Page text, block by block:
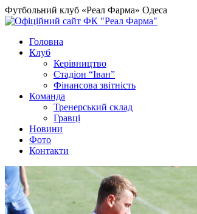
Футбольний клуб «Реал Фарма» Одеса
Головна
Клуб
Керівництво
Стадіон “Іван”
Фінансова звітність
Команда
Тренерський склад
Гравці
Новини
Фото
Контакти